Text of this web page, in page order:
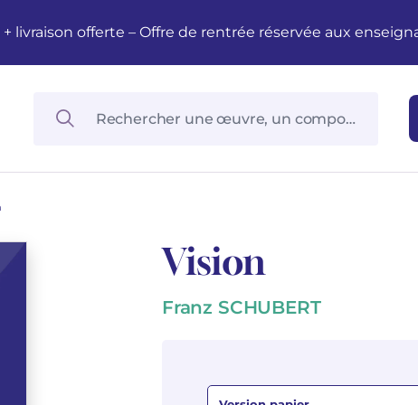
livraison offerte – Offre de rentrée réservée aux
Vision
Franz SCHUBERT